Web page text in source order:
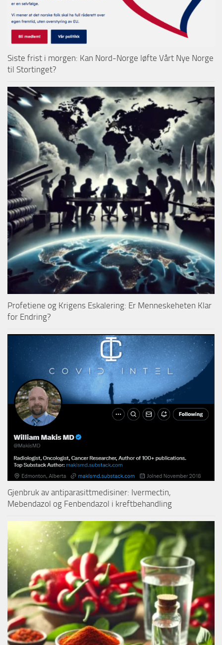
Siste frist i morgen: Kan Nord-Norge løfte Vårt Nye Norge
til Stortinget?
Profetiene og Krigens Eskalering: Er Menneskeheten Klar
for Endring?
Gjenbruk av antiparasittmedisiner: Ivermectin,
Mebendazol og Fenbendazol i kreftbehandling